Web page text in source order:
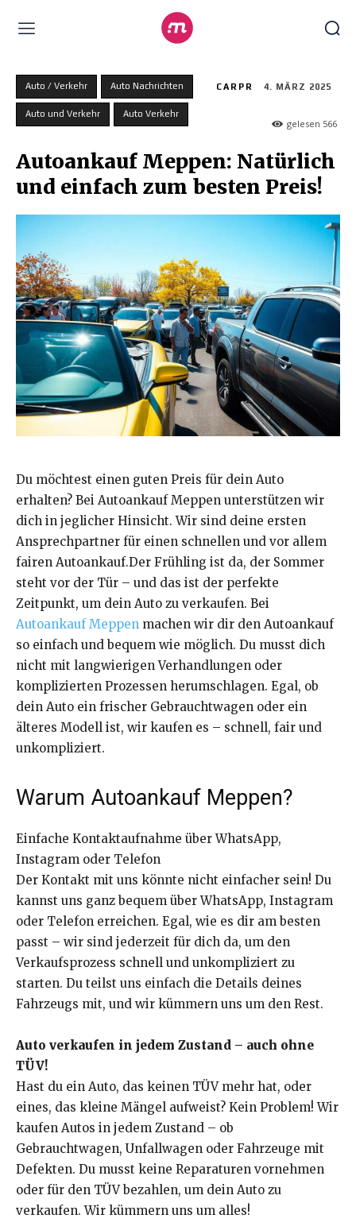
Auto / Verkehr Auto Nachrichten
Auto und Verkehr Auto Verkehr
CARPR 4. MÄRZ 2025
gelesen 566
Autoankauf Meppen: Natürlich
und einfach zum besten Preis!
Du möchtest einen guten Preis für dein Auto
erhalten? Bei Autoankauf Meppen unterstützen wir
dich in jeglicher Hinsicht. Wir sind deine ersten
Ansprechpartner für einen schnellen und vor allem
fairen Autoankauf.Der Frühling ist da, der Sommer
steht vor der Tür – und das ist der perfekte
Zeitpunkt, um dein Auto zu verkaufen. Bei
Autoankauf Meppen machen wir dir den Autoankauf
so einfach und bequem wie möglich. Du musst dich
nicht mit langwierigen Verhandlungen oder
komplizierten Prozessen herumschlagen. Egal, ob
dein Auto ein frischer Gebrauchtwagen oder ein
älteres Modell ist, wir kaufen es – schnell, fair und
unkompliziert.
Warum Autoankauf Meppen?
Einfache Kontaktaufnahme über WhatsApp,
Instagram oder Telefon
Der Kontakt mit uns könnte nicht einfacher sein! Du
kannst uns ganz bequem über WhatsApp, Instagram
oder Telefon erreichen. Egal, wie es dir am besten
passt – wir sind jederzeit für dich da, um den
Verkaufsprozess schnell und unkompliziert zu
starten. Du teilst uns einfach die Details deines
Fahrzeugs mit, und wir kümmern uns um den Rest.
Auto verkaufen in jedem Zustand – auch ohne
TÜV!
Hast du ein Auto, das keinen TÜV mehr hat, oder
eines, das kleine Mängel aufweist? Kein Problem! Wir
kaufen Autos in jedem Zustand – ob
Gebrauchtwagen, Unfallwagen oder Fahrzeuge mit
Defekten. Du musst keine Reparaturen vornehmen
oder für den TÜV bezahlen, um dein Auto zu
verkaufen. Wir kümmern uns um alles!